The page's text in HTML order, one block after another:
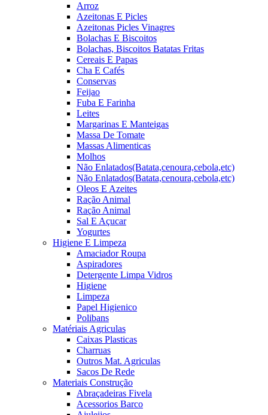
Arroz
Azeitonas E Picles
Azeitonas Picles Vinagres
Bolachas E Biscoitos
Bolachas, Biscoitos Batatas Fritas
Cereais E Papas
Cha E Cafés
Conservas
Feijao
Fuba E Farinha
Leites
Margarinas E Manteigas
Massa De Tomate
Massas Alimenticas
Molhos
Não Enlatados(Batata,cenoura,cebola,etc)
Não Enlatados(Batata,cenoura,cebola,etc)
Oleos E Azeites
Ração Animal
Ração Animal
Sal E Açucar
Yogurtes
Higiene E Limpeza
Amaciador Roupa
Aspiradores
Detergente Limpa Vidros
Higiene
Limpeza
Papel Higienico
Polibans
Matériais Agriculas
Caixas Plasticas
Charruas
Outros Mat. Agriculas
Sacos De Rede
Materiais Construção
Abraçadeiras Fivela
Acessorios Barco